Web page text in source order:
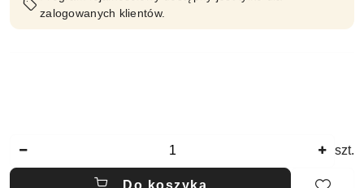
zalogowanych klientów.
szt.
Do koszyka